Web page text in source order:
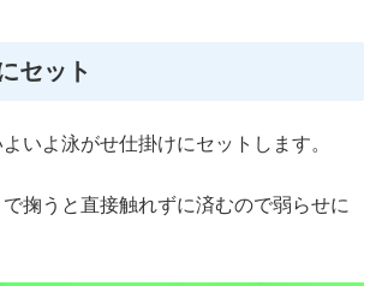
セット
いよ泳がせ仕掛けにセットします。
掬うと直接触れずに済むので弱らせに